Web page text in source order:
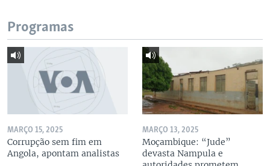
Programas
MARÇO 15, 2025
Corrupção sem fim em
Angola, apontam analistas
MARÇO 13, 2025
Moçambique: “Jude”
devasta Nampula e